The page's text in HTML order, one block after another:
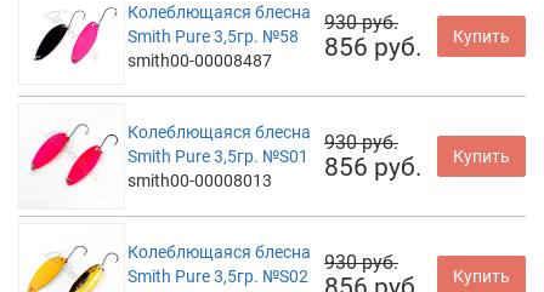
Колеблющаяся блесна
Smith Pure 3,5гр. №58
smith00-00008487
930 руб.
856 руб. Купить
Колеблющаяся блесна
Smith Pure 3,5гр. №S01
smith00-00008013
930 руб.
856 руб. Купить
Колеблющаяся блесна
Smith Pure 3,5гр. №S02
930 руб.
Купить